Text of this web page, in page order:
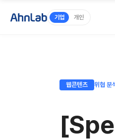
기업 개인
웹콘텐츠 위협 분